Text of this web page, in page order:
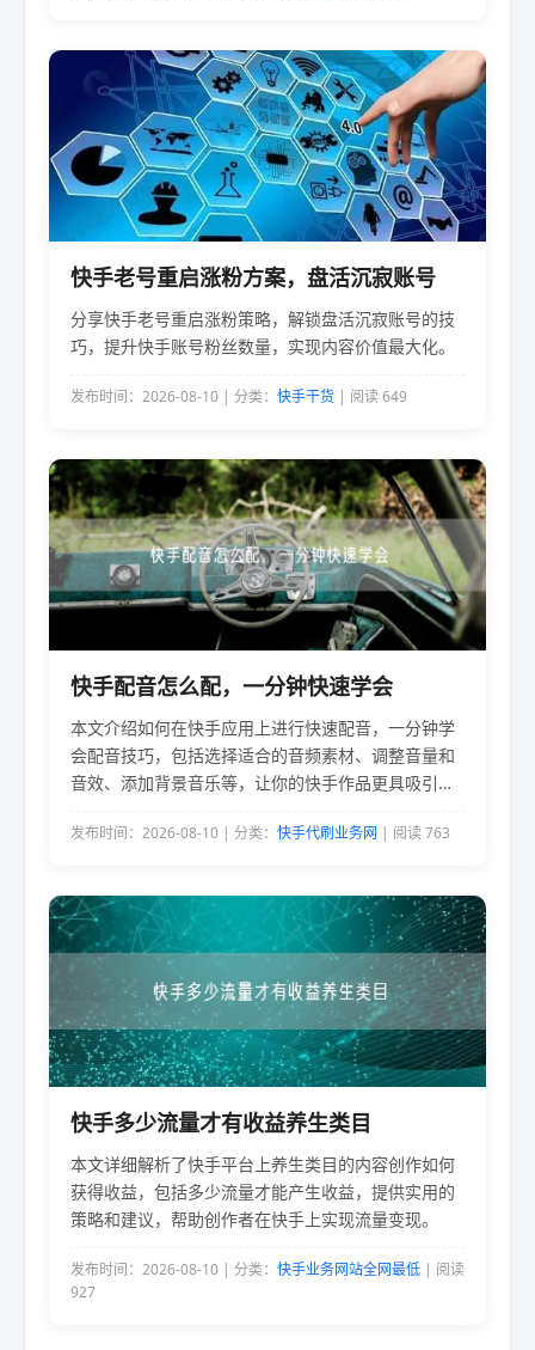
快手老号重启涨粉方案，盘活沉寂账号
分享快手老号重启涨粉策略，解锁盘活沉寂账号的技
巧，提升快手账号粉丝数量，实现内容价值最大化。
发布时间：2026-08-10 | 分类： 快手干货 | 阅读 649
快手配音怎么配，一分钟快速学会
本文介绍如何在快手应用上进行快速配音，一分钟学
会配音技巧，包括选择适合的音频素材、调整音量和
音效、添加背景音乐等，让你的快手作品更具吸引
发布时间：2026-08-10 | 分类： 快手代刷业务网 | 阅读 763
快手多少流量才有收益养生类目
本文详细解析了快手平台上养生类目的内容创作如何
获得收益，包括多少流量才能产生收益，提供实用的
策略和建议，帮助创作者在快手上实现流量变现。
发布时间：2026-08-10 | 分类： 快手业务网站全网最低 | 阅读
927